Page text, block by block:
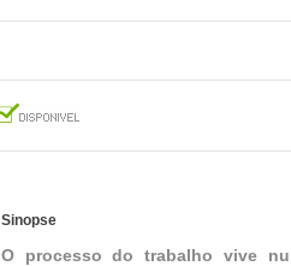
Sinopse
O processo do trabalho vive